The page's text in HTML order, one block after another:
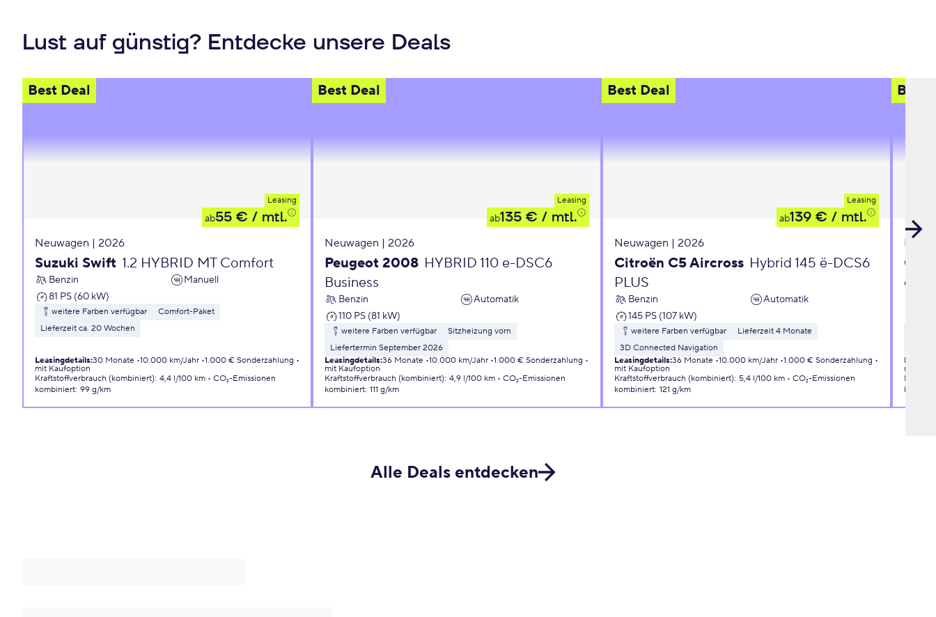
Lust auf günstig? Entdecke unsere Deals
Best Deal
Leasing
ab55 € / mtl.
Neuwagen | 2026
Suzuki Swift 1.2 HYBRID MT Comfort
Benzin
Manuell
81 PS (60 kW)
weitere Farben verfügbar
Comfort-Paket
Lieferzeit ca. 20 Wochen
Leasingdetails:30 Monate 10.000 km/Jahr 1.000 € Sonderzahlung
mit Kaufoption
Kraftstoffverbrauch (kombiniert): 4,4 l/100 km
CO₂-Emissionen
kombiniert: 99 g/km
Best Deal
Leasing
ab135 € / mtl.
Neuwagen | 2026
Peugeot 2008 HYBRID 110 e-DSC6
Business
Benzin
Automatik
110 PS (81 kW)
weitere Farben verfügbar
Sitzheizung vorn
Liefertermin September 2026
Leasingdetails:36 Monate 10.000 km/Jahr 1.000 € Sonderzahlung
mit Kaufoption
Kraftstoffverbrauch (kombiniert): 4,9 l/100 km
CO₂-Emissionen
kombiniert: 111 g/km
Best Deal
Leasing
ab139 € / mtl.
Neuwagen | 2026
Citroën C5 Aircross Hybrid 145 ë-DCS6
PLUS
Benzin
Automatik
145 PS (107 kW)
weitere Farben verfügbar
Lieferzeit 4 Monate
3D Connected Navigation
Leasingdetails:36 Monate 10.000 km/Jahr 1.000 € Sonderzahlung
mit Kaufoption
Kraftstoffverbrauch (kombiniert): 5,4 l/100 km
CO₂-Emissionen
kombiniert: 121 g/km
Best
mit
Alle Deals entdecken